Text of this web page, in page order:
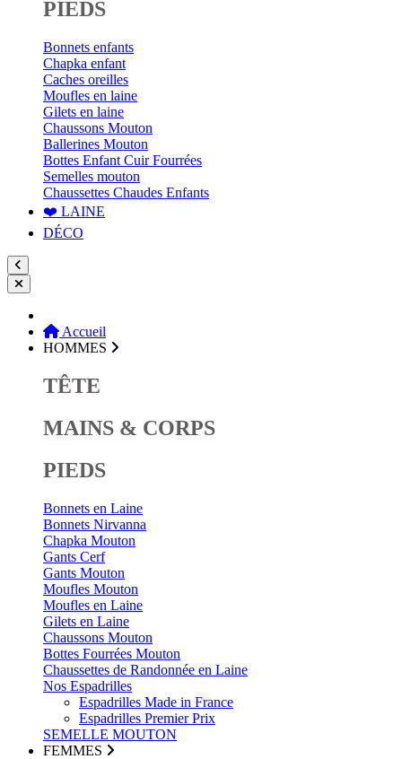
PIEDS
Bonnets enfants
Chapka enfant
Caches oreilles
Moufles en laine
Gilets en laine
Chaussons Mouton
Ballerines Mouton
Bottes Enfant Cuir Fourrées
Semelles mouton
Chaussettes Chaudes Enfants
❤️ LAINE
DÉCO
Accueil
HOMMES
TÊTE
MAINS & CORPS
PIEDS
Bonnets en Laine
Bonnets Nirvanna
Chapka Mouton
Gants Cerf
Gants Mouton
Moufles Mouton
Moufles en Laine
Gilets en Laine
Chaussons Mouton
Bottes Fourrées Mouton
Chaussettes de Randonnée en Laine
Nos Espadrilles
Espadrilles Made in France
Espadrilles Premier Prix
SEMELLE MOUTON
FEMMES